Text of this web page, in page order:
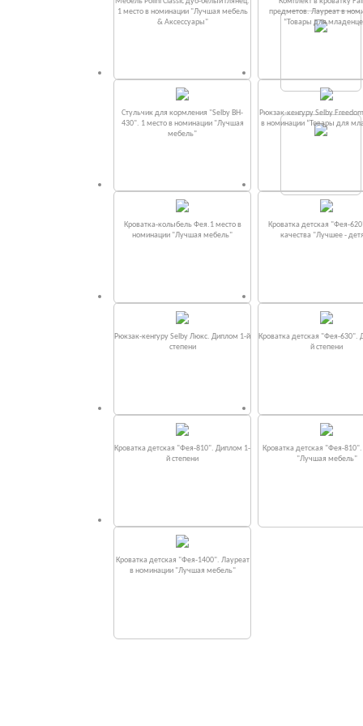
1 место в номинации "Лучшая мебель
& Аксессуары"
предметов. Лауреат в
“Товары для
Стульчик для кормления "Selby BH-
430". 1 место в номинации "Лучшая
мебель"
Рюкзак-кенгуру Selby
в номинации “Товары для
Кроватка-колыбель Фея.1 место в
номинации "Лучшая мебель"
Кроватка детская "Фея-
качества "Лучшее -
Рюкзак-кенгуру Selby Люкс. Диплом 1-й
степени
Кроватка детская "Фея-630".
й степени
Кроватка детская "Фея-810". Диплом 1-
й степени
Кроватка детская "Фея-
"Лучшая мебель"
Кроватка детская "Фея-1400". Лауреат
в номинации "Лучшая мебель"